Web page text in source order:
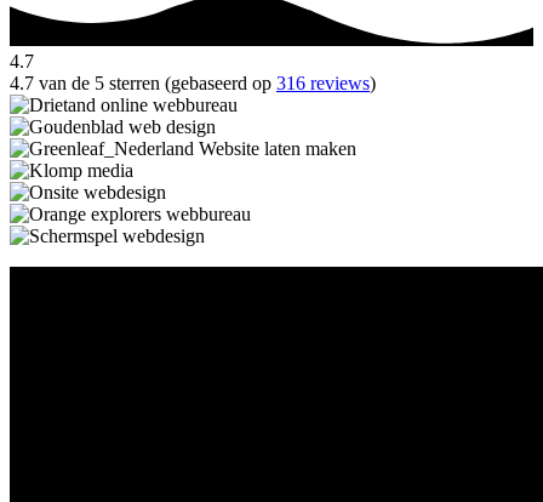
4.7
4.7 van de 5 sterren (gebaseerd op 316 reviews)